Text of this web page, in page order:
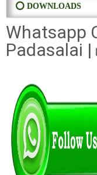
⭕ DOWNLOADS
Whatsapp
Padasalai